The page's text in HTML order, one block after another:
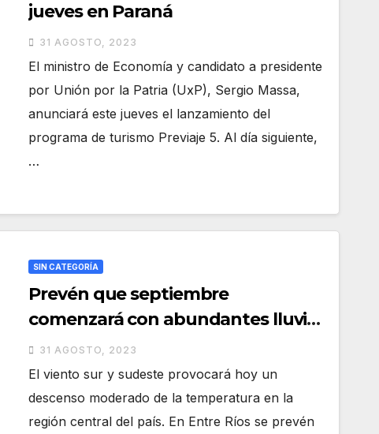
jueves en Paraná
31 AGOSTO, 2023
El ministro de Economía y candidato a presidente
por Unión por la Patria (UxP), Sergio Massa,
anunciará este jueves el lanzamiento del
programa de turismo Previaje 5. Al día siguiente,
…
SIN CATEGORÍA
Prevén que septiembre
comenzará con abundantes lluvias
y tormentas en Argentina
31 AGOSTO, 2023
El viento sur y sudeste provocará hoy un
descenso moderado de la temperatura en la
región central del país. En Entre Ríos se prevén